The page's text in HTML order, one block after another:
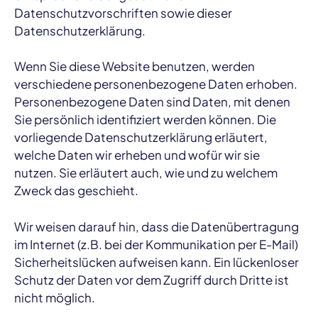
Datenschutzvorschriften sowie dieser
Datenschutzerklärung.
Wenn Sie diese Website benutzen, werden
verschiedene personenbezogene Daten erhoben.
Personenbezogene Daten sind Daten, mit denen
Sie persönlich identifiziert werden können. Die
vorliegende Datenschutzerklärung erläutert,
welche Daten wir erheben und wofür wir sie
nutzen. Sie erläutert auch, wie und zu welchem
Zweck das geschieht.
Wir weisen darauf hin, dass die Datenübertragung
im Internet (z.B. bei der Kommunikation per E-Mail)
Sicherheitslücken aufweisen kann. Ein lückenloser
Schutz der Daten vor dem Zugriff durch Dritte ist
nicht möglich.